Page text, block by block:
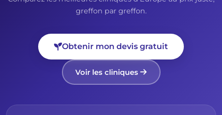
greffon par greffon.
Obtenir mon devis gratuit
Voir les cliniques